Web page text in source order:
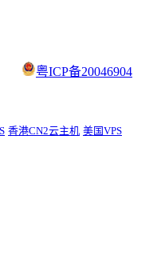
粤ICP备20046904
香港CN2云主机 美国VPS